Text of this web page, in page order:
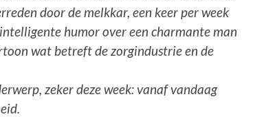
door de melkkar, een keer per week
humor over een charmante man
wat betreft de zorgindustrie en de
zeker deze week: vanaf vandaag